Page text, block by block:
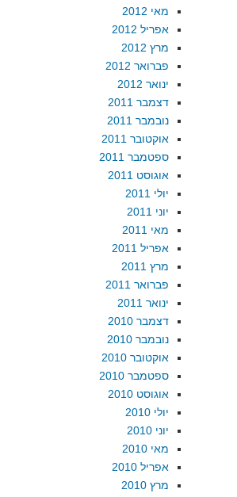
מאי 2012
אפריל 2012
מרץ 2012
פברואר 2012
ינואר 2012
דצמבר 2011
נובמבר 2011
אוקטובר 2011
ספטמבר 2011
אוגוסט 2011
יולי 2011
יוני 2011
מאי 2011
אפריל 2011
מרץ 2011
פברואר 2011
ינואר 2011
דצמבר 2010
נובמבר 2010
אוקטובר 2010
ספטמבר 2010
אוגוסט 2010
יולי 2010
יוני 2010
מאי 2010
אפריל 2010
מרץ 2010